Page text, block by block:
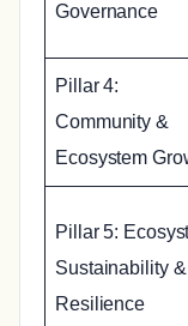
Governance
Pillar 4:
Community &
Ecosystem
Pillar 5:
Sustainability &
Resilience